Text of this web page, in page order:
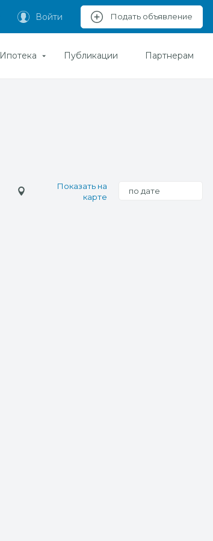
Войти Подать объявление
Ипотека Публикации Партнерам
Показать на
карте
по дате